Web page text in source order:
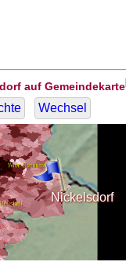
auf Gemeindekarte
Wechsel
Nickelsdorf